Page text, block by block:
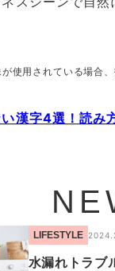
使用されている場合
漢字4選！読み
LIFESTYLE
水漏れトラブ